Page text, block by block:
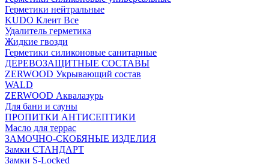
Герметики нейтральные
KUDO Клеит Все
Удалитель герметика
Жидкие гвозди
Герметики силиконовые санитарные
ДЕРЕВОЗАЩИТНЫЕ СОСТАВЫ
ZERWOOD Укрывающий состав
WALD
ZERWOOD Аквалазурь
Для бани и сауны
ПРОПИТКИ АНТИСЕПТИКИ
Масло для террас
ЗАМОЧНО-СКОБЯНЫЕ ИЗДЕЛИЯ
Замки СТАНДАРТ
Замки S-Locked